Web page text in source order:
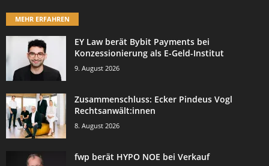
MEHR ERFAHREN
EY Law berät Bybit Payments bei
Konzessionierung als E-Geld-Institut
9. August 2026
Zusammenschluss: Ecker Pindeus Vogl
Rechtsanwält:innen
8. August 2026
fwp berät HYPO NOE bei Verkauf